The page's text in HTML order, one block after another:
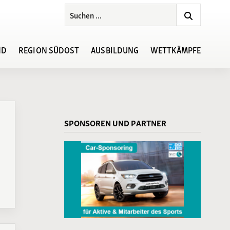
REGION SÜDOST
Satzungen/Ordnungen
AUSBILDUNG WETTKÄMPFE
Veranstaltungskalender
Rahmenterminplan
Basisinformation
Regionsmeisterschaften
Ergebnisse-
Regionsmeisterschaften
SPONSOREN UND PARTNER